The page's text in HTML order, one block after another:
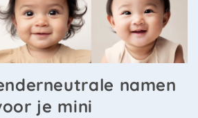
namen
je mini